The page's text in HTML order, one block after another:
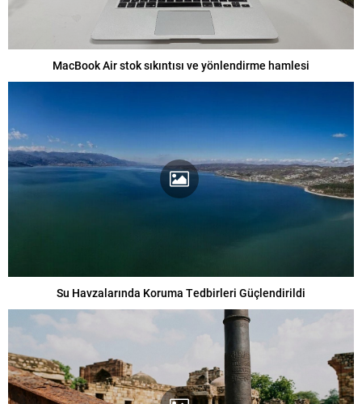
MacBook Air stok sıkıntısı ve yönlendirme hamlesi
Su Havzalarında Koruma Tedbirleri Güçlendirildi